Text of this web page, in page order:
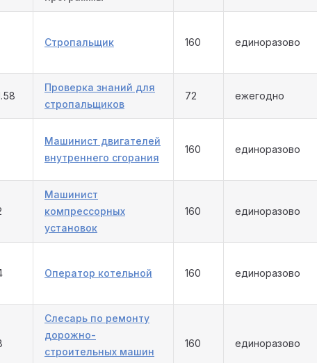
Стропальщик 160 единоразово
Проверка знаний для
стропальщиков
72 ежегодно
Машинист двигателей
внутреннего сгорания
160 единоразово
Машинист
компрессорных
установок
160 единоразово
Оператор котельной 160 единоразово
Слесарь по ремонту
дорожно-
строительных машин
160 единоразово